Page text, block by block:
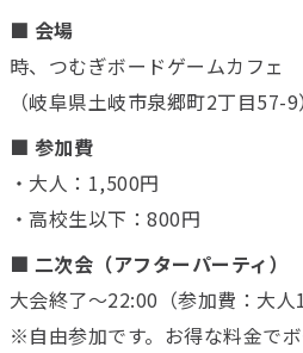
■ 会場
時、つむぎボードゲームカフェ
（岐阜県土岐市泉郷町2丁目57-9）
■ 参加費
・大人：1,500円
・高校生以下：800円
■ 二次会（アフターパーティ）
大会終了～22:00（参加費：大
※自由参加です。お得な料金でボ